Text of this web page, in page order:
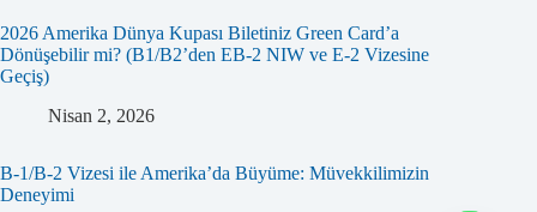
2026 Amerika Dünya Kupası Biletiniz Green Card’a
Dönüşebilir mi? (B1/B2’den EB-2 NIW ve E-2 Vizesine
Geçiş)
Nisan 2, 2026
B-1/B-2 Vizesi ile Amerika’da Büyüme: Müvekkilimizin
Deneyimi